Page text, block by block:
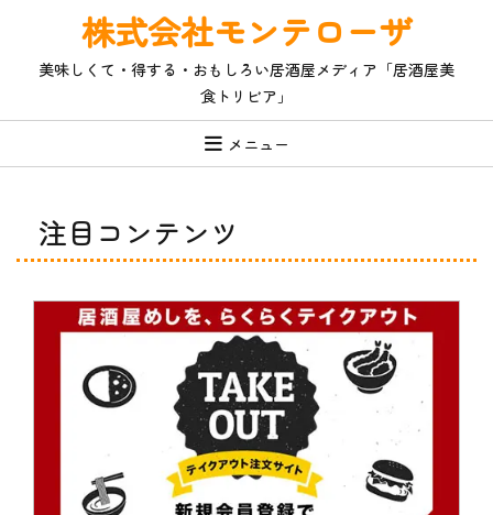
へ
キ
株式会社モンテローザ
美味しくて・得する・おもしろい居酒屋メディア「居酒屋美
食トリビア」
メニュー
注目コンテンツ